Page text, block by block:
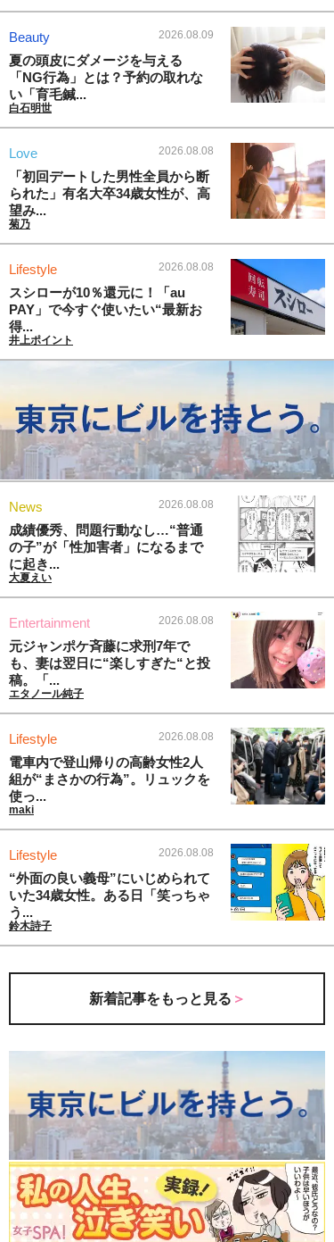
Beauty 2026.08.09
夏の頭皮にダメージを与える
「NG行為」とは？予約の取れな
い「育毛鍼...
白石明世
Love 2026.08.08
「初回デートした男性全員から断
られた」有名大卒34歳女性が、高
望み...
菊乃
Lifestyle 2026.08.08
スシローが10％還元に！「au
PAY」で今すぐ使いたい“最新お
得...
井上ポイント
News 2026.08.08
成績優秀、問題行動なし…“普通
の子”が「性加害者」になるまで
に起き...
大夏えい
Entertainment 2026.08.08
元ジャンポケ斉藤に求刑7年で
も、妻は翌日に“楽しすぎた“と投
稿。「...
エタノール純子
Lifestyle 2026.08.08
電車内で登山帰りの高齢女性2人
組が“まさかの行為”。リュックを
使っ...
maki
Lifestyle 2026.08.08
“外面の良い義母”にいじめられて
いた34歳女性。ある日「笑っちゃ
う...
鈴木詩子
新着記事をもっと見る